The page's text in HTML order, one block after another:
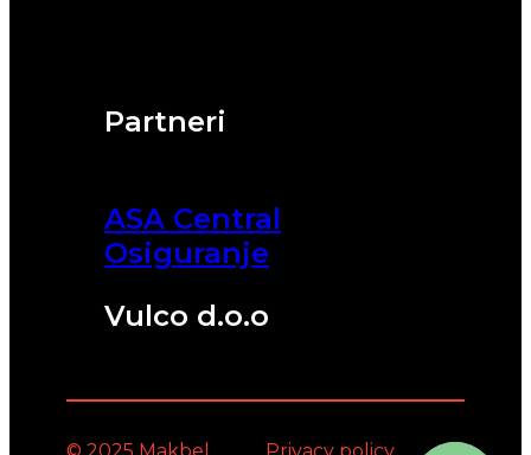
Partneri
ASA Central
Osiguranje
Vulco d.o.o